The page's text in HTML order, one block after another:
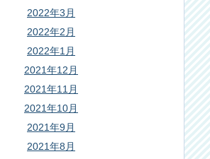
2022年3月
2022年2月
2022年1月
2021年12月
2021年11月
2021年10月
2021年9月
2021年8月